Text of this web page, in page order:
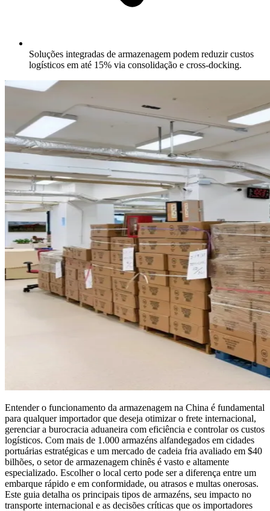
Soluções integradas de armazenagem podem reduzir custos
logísticos em até 15% via consolidação e cross-docking.
Entender o funcionamento da armazenagem na China é fundamental
para qualquer importador que deseja otimizar o frete internacional,
gerenciar a burocracia aduaneira com eficiência e controlar os custos
logísticos. Com mais de 1.000 armazéns alfandegados em cidades
portuárias estratégicas e um mercado de cadeia fria avaliado em $40
bilhões, o setor de armazenagem chinês é vasto e altamente
especializado. Escolher o local certo pode ser a diferença entre um
embarque rápido e em conformidade, ou atrasos e multas onerosas.
Este guia detalha os principais tipos de armazéns, seu impacto no
transporte internacional e as decisões críticas que os importadores